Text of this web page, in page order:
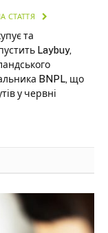
СТАТТЯ
та
Laybuy,
BNPL, що
у червні